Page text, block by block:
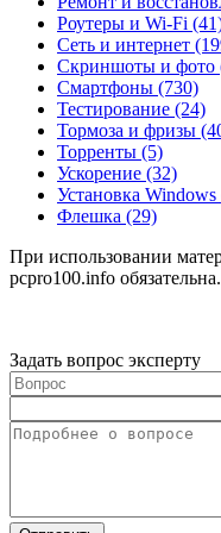
Роутеры и Wi-Fi
Сеть и интернет
Скриншоты и фото
Смартфоны (730)
Тестирование (24)
Тормоза и фризы
Торренты (5)
Ускорение (32)
Установка Windows
Флешка (29)
При использовании
pcpro100.info обязательна.
Задать вопрос эксперту